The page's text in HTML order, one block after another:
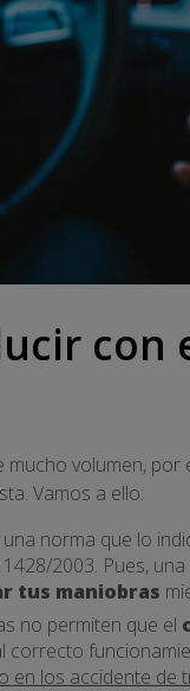
con
volumen, por
Vamos a ello:
norma que lo
2003. Pues,
tus maniobras
no permiten que el
en los accidente de